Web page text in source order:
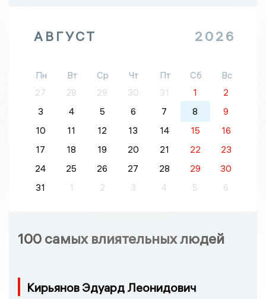
АВГУСТ 2026
Пн Вт Ср Чт Пт Сб
Вс
27
28 29 30 31 1
2
3
4 5 6 7 8
9
10
11 12 13 14 15
16
17
18 19 20 21 22
23
24
25 26 27 28 29
30
31
1 2 3 4 5 6
100 самых влиятельных людей
Кирьянов Эдуард Леонидович